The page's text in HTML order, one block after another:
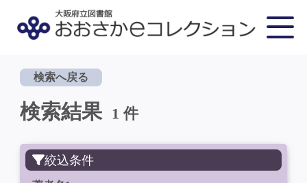
検索へ戻る
検索結果 1 件
絞込条件